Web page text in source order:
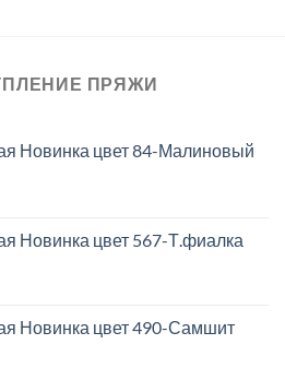
ПРЯЖИ
Новинка цвет 84-Малиновый
Новинка цвет 567-Т.фиалка
Новинка цвет 490-Самшит